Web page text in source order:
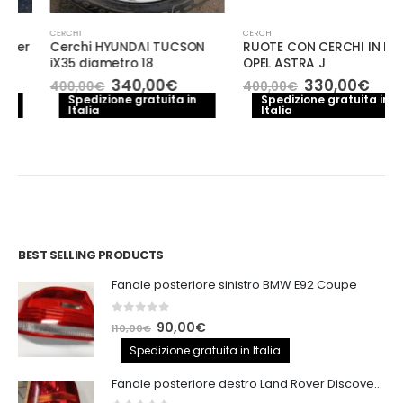
Cerchi HYUNDAI TUCSON
iX35 diametro 18
400,00€ Il
prezzo
originale
340,00€Il
prezzo
attuale
Spedizione gratuita in
RUOTE CON CERCHI IN LEGA
OPEL ASTRA J
400,00€ Il
prezzo
originale
330,00€Il
prezzo
attuale
Spedizione gratuita in
BEST SELLING PRODUCTS
Fanale posteriore sinistro BMW E92 Coupe
out of 5
110,00€ Il
prezzo
originale
era:
90,00€Il
prezzo
attuale
è:
Spedizione gratuita in Italia
Fanale posteriore destro Land Rover Discovery 3